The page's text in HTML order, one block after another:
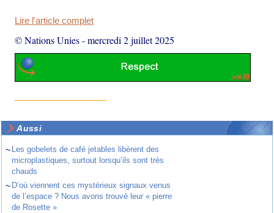
Lire l'article complet
© Nations Unies-mercredi 2 juillet 2025
Aussi
~ Les gobelets de café jetables libèrent des
microplastiques, surtout lorsqu’ils sont très
chauds
~ D’où viennent ces mystérieux signaux venus
de l’espace ? Nous avons trouvé leur « pierre
de Rosette »